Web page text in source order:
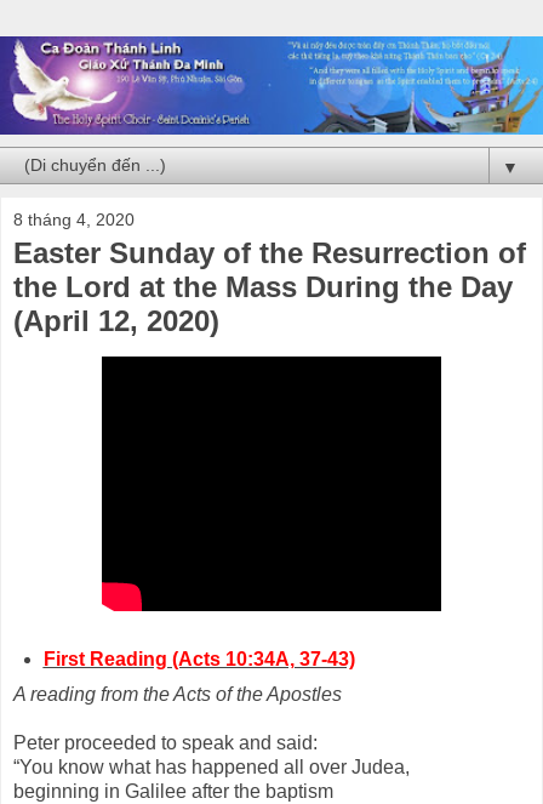
▼
8 tháng 4, 2020
Easter Sunday of the Resurrection of
the Lord at the Mass During the Day
(April 12, 2020)
First Reading (Acts 10:34A, 37-43)
A reading from the Acts of the Apostles
Peter proceeded to speak and said:
“You know what has happened all over Judea,
beginning in Galilee after the baptism